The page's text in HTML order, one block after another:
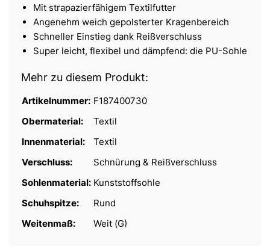
Mit strapazierfähigem Textilfutter
Angenehm weich gepolsterter Kragenbereich
Schneller Einstieg dank Reißverschluss
Super leicht, flexibel und dämpfend: die PU-Sohle
Mehr zu diesem Produkt:
Artikelnummer: F187400730
Obermaterial:
Textil
Innenmaterial:
Textil
Verschluss:
Schnürung & Reißverschluss
Sohlenmaterial: Kunststoffsohle
Schuhspitze:
Rund
Weitenmaß:
Weit (G)